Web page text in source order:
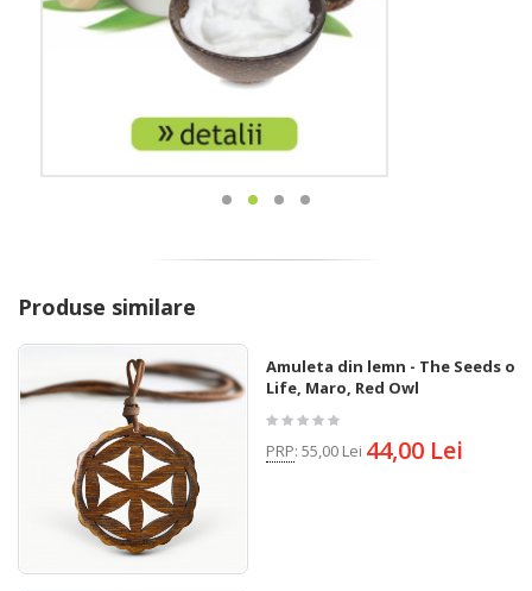
Produse similare
Amuleta din lemn - The Seeds of
Life, Maro, Red Owl
PRP: 55,00 Lei 44,00 Lei